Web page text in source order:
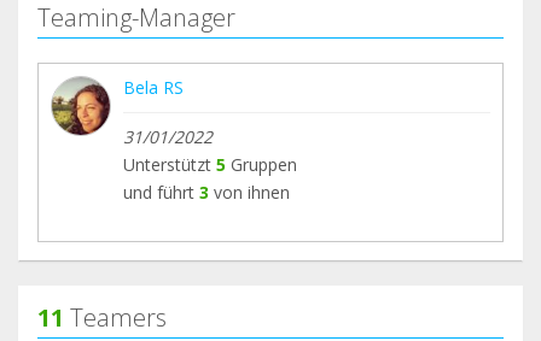
Teaming-Manager
Bela RS
31/01/2022
Unterstützt 5 Gruppen
und führt 3 von ihnen
11 Teamers